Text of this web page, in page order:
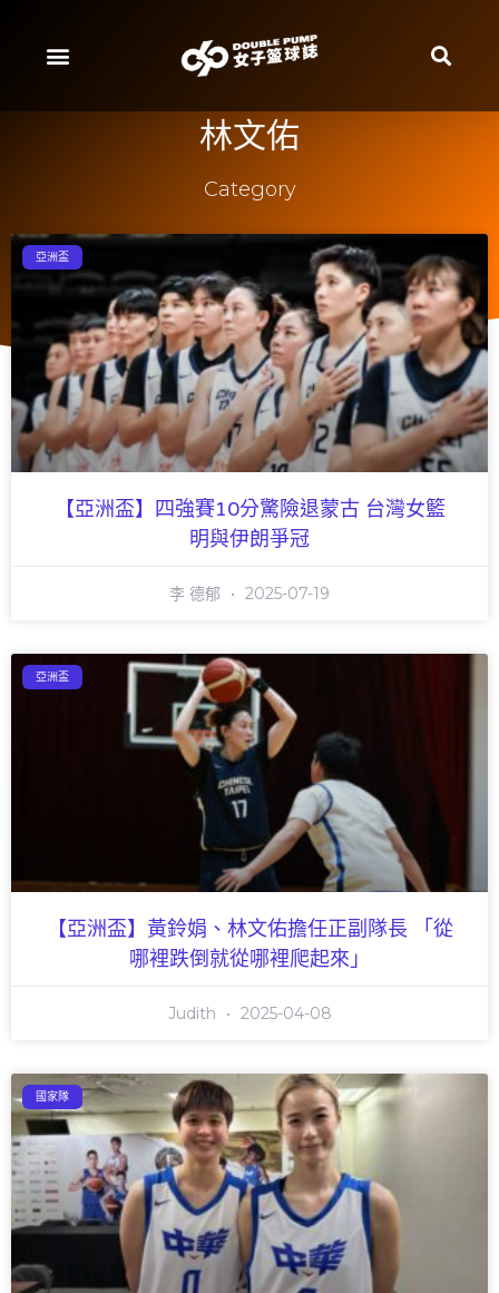
林文佑
Category
亞洲盃
【亞洲盃】四強賽10分驚險退蒙古 台灣女籃
明與伊朗爭冠
李 德郁 2025-07-19
亞洲盃
【亞洲盃】黃鈴娟、林文佑擔任正副隊長 「從
哪裡跌倒就從哪裡爬起來」
Judith 2025-04-08
國家隊